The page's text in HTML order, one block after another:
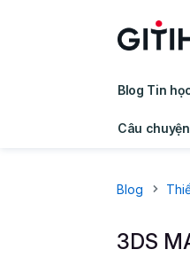
Blog Tin
Câu
Blog
3DS